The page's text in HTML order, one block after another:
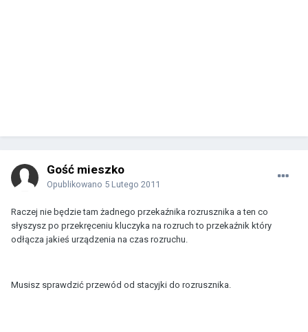
Gość mieszko
Opublikowano 5 Lutego 2011
Raczej nie będzie tam żadnego przekaźnika rozrusznika a ten co
słyszysz po przekręceniu kluczyka na rozruch to przekaźnik który
odłącza jakieś urządzenia na czas rozruchu.
Musisz sprawdzić przewód od stacyjki do rozrusznika.